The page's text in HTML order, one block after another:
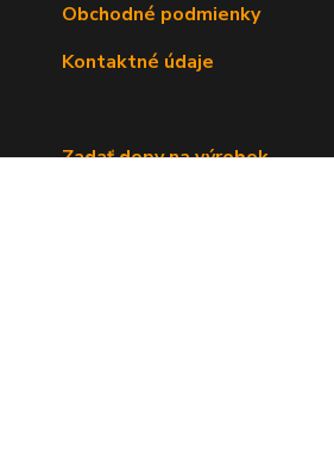
Obchodné podmienky
Kontaktné údaje
Zadať dopy na výrobok